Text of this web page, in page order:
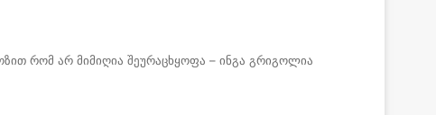
რომ არ მიმიღია შეურაცხყოფა – ინგა გრიგოლია